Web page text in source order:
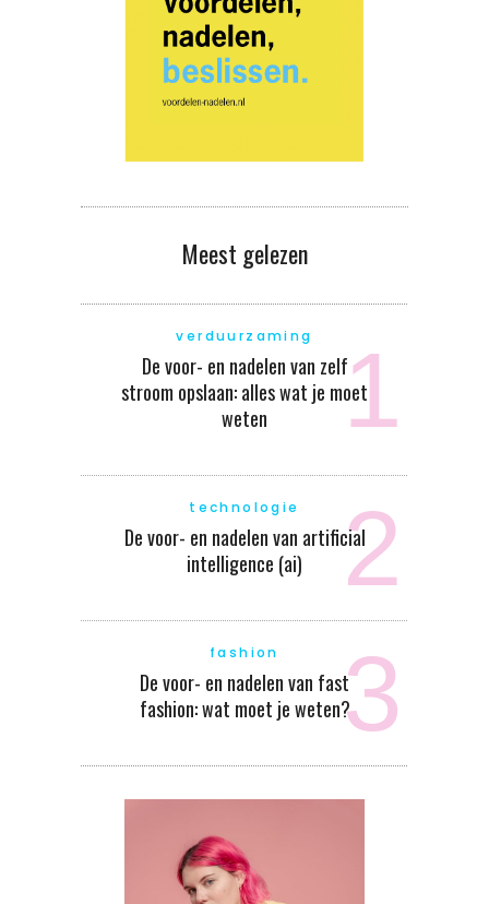
Meest gelezen
verduurzaming
De voor- en nadelen van zelf
stroom opslaan: alles wat je moet
weten
technologie
De voor- en nadelen van artificial
intelligence (ai)
fashion
De voor- en nadelen van fast
fashion: wat moet je weten?